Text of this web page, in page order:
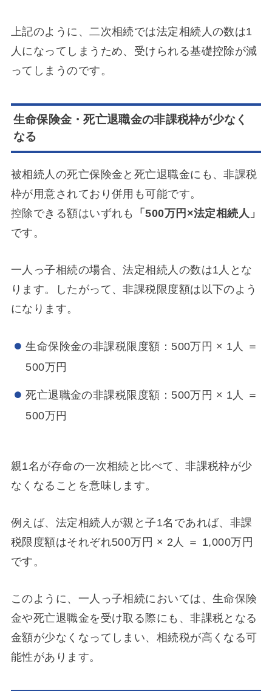
上記のように、二次相続では法定相続人の数は1
人になってしまうため、受けられる基礎控除が減
ってしまうのです。
生命保険金・死亡退職金の非課税枠が少なく
なる
被相続人の死亡保険金と死亡退職金にも、非課税
枠が用意されており併用も可能です。
控除できる額はいずれも
「500万円×法定相続人」
です。
一人っ子相続の場合、法定相続人の数は1人とな
ります。したがって、非課税限度額は以下のよう
になります。
生命保険金の非課税限度額：500万円 × 1人 ＝
500万円
死亡退職金の非課税限度額：500万円 × 1人 ＝
500万円
親1名が存命の一次相続と比べて、非課税枠が少
なくなることを意味します。
例えば、法定相続人が親と子1名であれば、非課
税限度額はそれぞれ500万円 × 2人 ＝ 1,000万円
です。
このように、一人っ子相続においては、生命保険
金や死亡退職金を受け取る際にも、非課税となる
金額が少なくなってしまい、相続税が高くなる可
能性があります。